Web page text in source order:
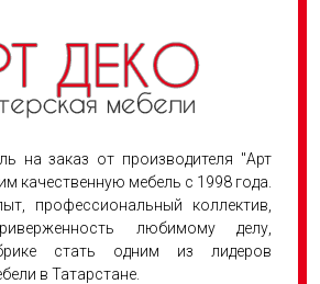
на заказ от производителя "Арт
качественную мебель с 1998 года.
профессиональный коллектив,
любимому делу,
стать одним из лидеров
в Татарстане.